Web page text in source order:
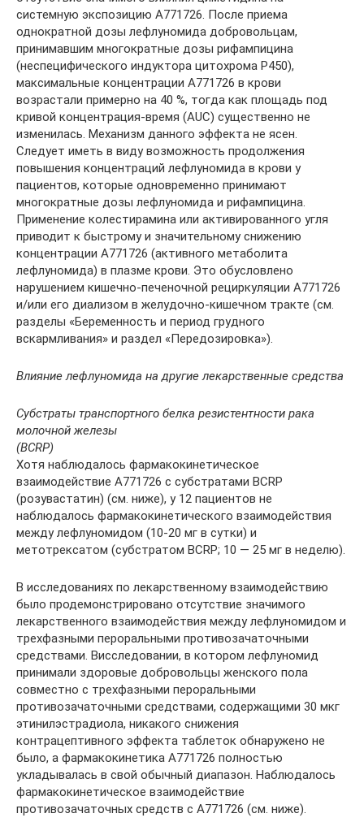
системную экспозицию А771726. После приема
однократной дозы лефлуномида добровольцам,
принимавшим многократные дозы рифампицина
(неспецифического индуктора цитохрома Р450),
максимальные концентрации А771726 в крови
возрастали примерно на 40 %, тогда как площадь под
кривой концентрация-время (AUC) существенно не
изменилась. Механизм данного эффекта не ясен.
Следует иметь в виду возможность продолжения
повышения концентраций лефлуномида в крови у
пациентов, которые одновременно принимают
многократные дозы лефлуномида и рифампицина.
Применение колестирамина или активированного угля
приводит к быстрому и значительному снижению
концентрации А771726 (активного метаболита
лефлуномида) в плазме крови. Это обусловлено
нарушением кишечно-печеночной рециркуляции А771726
и/или его диализом в желудочно-кишечном тракте (см.
разделы «Беременность и период грудного
вскармливания» и раздел «Передозировка»).
Влияние лефлуномида на другие лекарственные средства
Субстраты транспортного белка резистентности рака
молочной железы
(BCRP)
Хотя наблюдалось фармакокинетическое
взаимодействие А771726 с субстратами BCRP
(розувастатин) (см. ниже), у 12 пациентов не
наблюдалось фармакокинетического взаимодействия
между лефлуномидом (10-20 мг в сутки) и
метотрексатом (субстратом BCRP; 10 — 25 мг в неделю).
В исследованиях по лекарственному взаимодействию
было продемонстрировано отсутствие значимого
лекарственного взаимодействия между лефлуномидом и
трехфазными пероральными противозачаточными
средствами. Висследовании, в котором лефлуномид
принимали здоровые добровольцы женского пола
совместно с трехфазными пероральными
противозачаточными средствами, содержащими 30 мкг
этинилэстрадиола, никакого снижения
контрацептивного эффекта таблеток обнаружено не
было, а фармакокинетика А771726 полностью
укладывалась в свой обычный диапазон. Наблюдалось
фармакокинетическое взаимодействие
противозачаточных средств с А771726 (см. ниже).